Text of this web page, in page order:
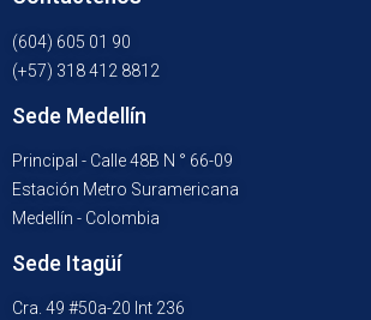
(604) 605 01 90
(+57) 318 412 8812
Sede Medellín
Principal - Calle 48B N ° 66-09
Estación Metro Suramericana
Medellín - Colombia
Sede Itagüí
Cra. 49 #50a-20 Int 236